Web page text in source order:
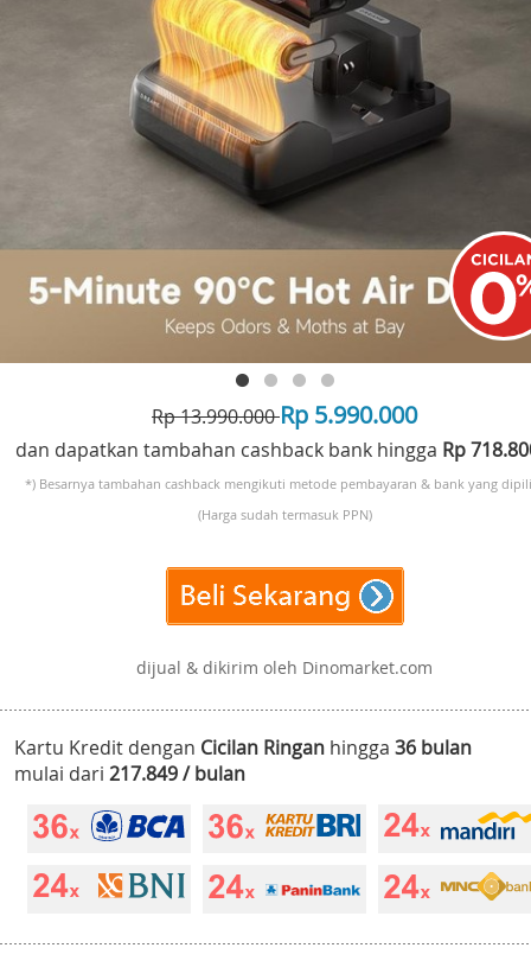
Rp 13.990.000Rp 5.990.000
dan dapatkan tambahan cashback bank hingga Rp
*) Besarnya tambahan cashback mengikuti metode pembayaran & bank yang
(Harga sudah termasuk PPN)
dijual & dikirim oleh Dinomarket.com
Kartu Kredit dengan Cicilan Ringan hingga 36 bulan
mulai dari 217.849 / bulan